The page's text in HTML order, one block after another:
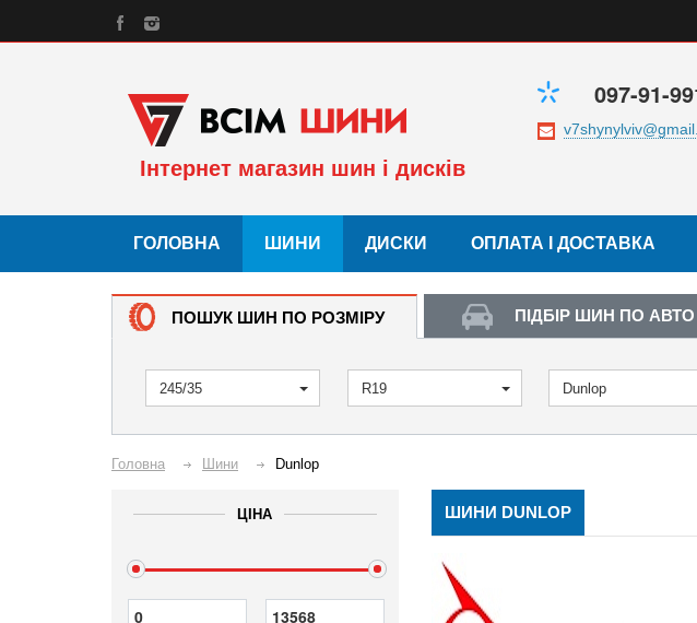
Інтернет магазин шин і дисків
097-91-
ГОЛОВНА ШИНИ ДИСКИ ОПЛАТА І ДОСТАВКА
ПОШУК ШИН ПО РОЗМІРУ ПІДБІР ШИН ПО АВТО
245/35 R19 Dunlop
Головна Шини Dunlop
ЦІНА ШИНИ DUNLOP